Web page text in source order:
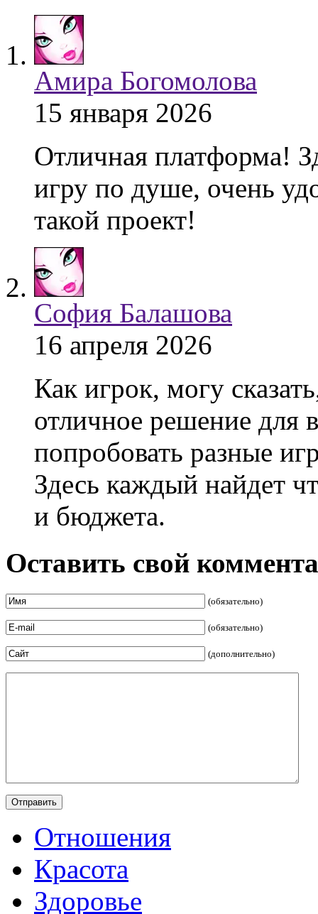
Амира Богомолова
15 января 2026
Отличная платформа!
игру по душе, очень
такой проект!
София Балашова
16 апреля 2026
Как игрок, могу
отличное решение для
попробовать разные
Здесь каждый найдет
и бюджета.
Оставить свой
(обязательно)
(обязательно)
(дополнительно)
Отношения
Красота
Здоровье